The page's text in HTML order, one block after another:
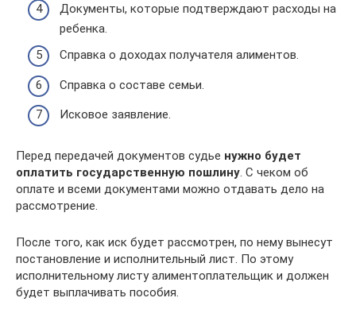
Документы, которые подтверждают расходы на
ребенка.
Справка о доходах получателя алиментов.
Справка о составе семьи.
Исковое заявление.
Перед передачей документов судье нужно будет
оплатить государственную пошлину. С чеком об
оплате и всеми документами можно отдавать дело на
рассмотрение.
После того, как иск будет рассмотрен, по нему вынесут
постановление и исполнительный лист. По этому
исполнительному листу алиментоплательщик и должен
будет выплачивать пособия.